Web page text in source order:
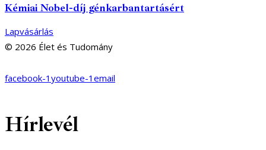
Kémiai Nobel-díj génkarbantartásért
Lapvásárlás
© 2026 Élet és Tudomány
facebook-1 youtube-1 email
Hírlevél